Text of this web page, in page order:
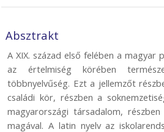
Absztrakt
A XIX. század első felében a magyar
az értelmiség körében
többnyelvűség. Ezt a jellemzőt
családi kör, részben a
magyarországi társadalom,
magával. A latin nyelv az